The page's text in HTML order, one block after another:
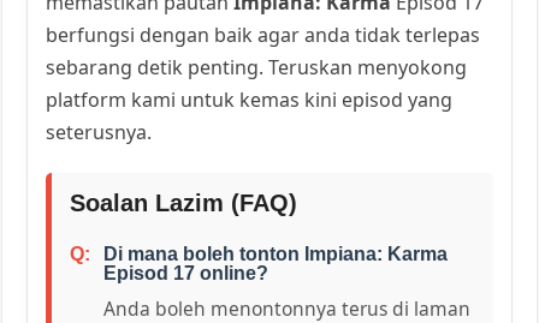
berfungsi dengan baik agar anda tidak terlepas
sebarang detik penting. Teruskan menyokong
platform kami untuk kemas kini episod yang
seterusnya.
Soalan Lazim (FAQ)
Di mana boleh tonton Impiana: Karma
Episod 17 online?
Anda boleh menontonnya terus di laman